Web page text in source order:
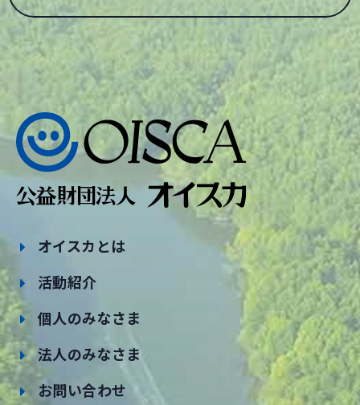
オイスカとは
活動紹介
個人のみなさま
法人のみなさま
お問い合わせ